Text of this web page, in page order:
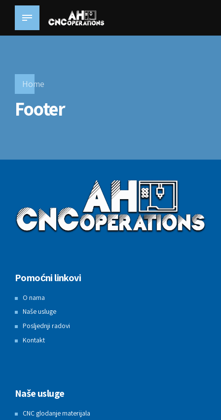
Home
Footer
Pomoćni linkovi
O nama
Naše usluge
Posljednji radovi
Kontakt
Naše usluge
CNC glodanje materijala